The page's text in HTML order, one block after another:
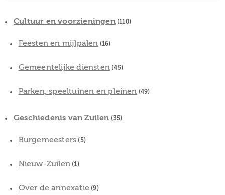
Cultuur en voorzieningen(110)
Feesten en mijlpalen (16)
Gemeentelijke diensten (45)
Parken, speeltuinen en pleinen (49)
Geschiedenis van Zuilen (35)
Burgemeesters (5)
Nieuw-Zuilen (1)
Over de annexatie (9)